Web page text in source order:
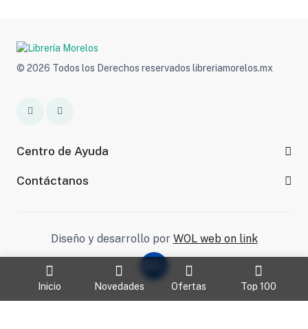
Inicio Novedades Ofertas Top 100
© 2026 Todos los Derechos reservados libreriamorelos.mx
Centro de Ayuda
Contáctanos
Diseño y desarrollo por WOL web on link